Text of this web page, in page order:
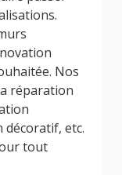
Nos
réparation
décoratif, etc.
tout